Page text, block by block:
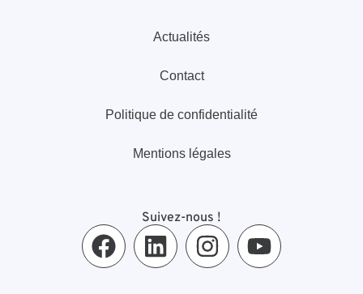
Actualités
Contact
Politique de confidentialité
Mentions légales
Suivez-nous !